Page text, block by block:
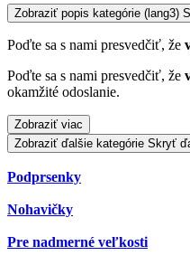
Zobraziť popis kategórie (lang3)
Poďte sa s nami presvedčiť, že
Poďte sa s nami presvedčiť, že
okamžité odoslanie.
Zobraziť viac
Zobraziť ďalšie kategórie Skryť
Podprsenky
Nohavičky
Pre nadmerné veľkosti